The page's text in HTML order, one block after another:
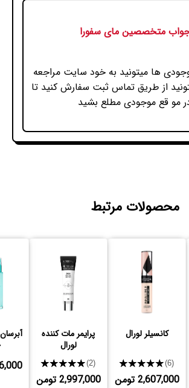
متخصصین مای سفورا
ها میتونید به خود سایت مراجعه
از طریق تماس ثبت سفارش کنید تا
مو قع موجودی مطلع بشید
محصولات مرتبط
کانسیلر لورال
★★★★★(6)
2,607,000 تومن
پرایمر مات کننده
لورال
★★★★★(2)
2,997,000 تومن